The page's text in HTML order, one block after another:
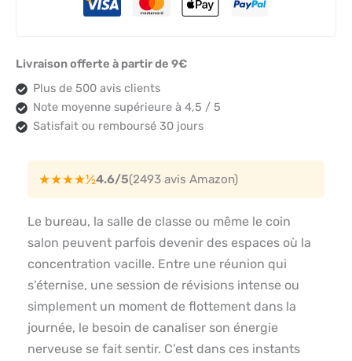
Livraison offerte à partir de 9€
Plus de 500 avis clients
Note moyenne supérieure à 4,5 / 5
Satisfait ou remboursé 30 jours
★★★★½4.6/5(2493 avis Amazon)
Le bureau, la salle de classe ou même le coin
salon peuvent parfois devenir des espaces où la
concentration vacille. Entre une réunion qui
s’éternise, une session de révisions intense ou
simplement un moment de flottement dans la
journée, le besoin de canaliser son énergie
nerveuse se fait sentir. C’est dans ces instants